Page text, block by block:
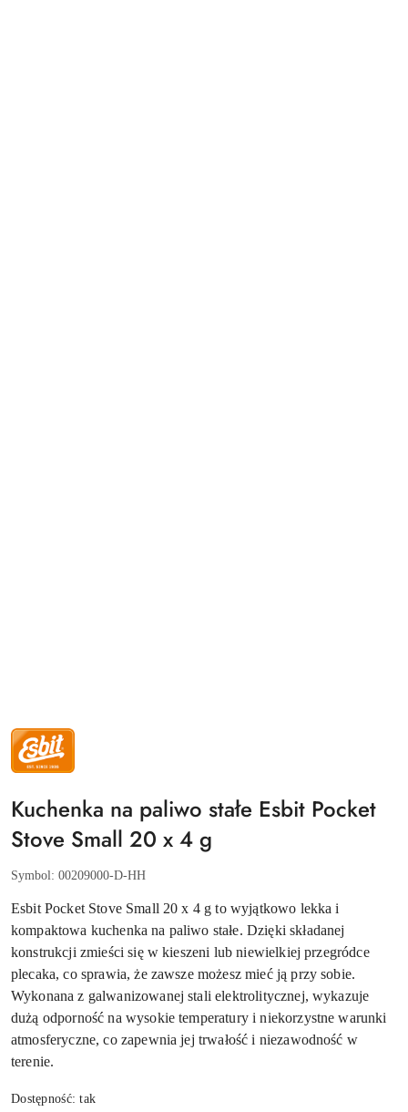
NAZWA
PRODUCENTA:
ESBIT
Kuchenka na paliwo stałe Esbit Pocket
Stove Small 20 x 4 g
Symbol: 00209000-D-HH
Esbit Pocket Stove Small 20 x 4 g to wyjątkowo lekka i
kompaktowa kuchenka na paliwo stałe. Dzięki składanej
konstrukcji zmieści się w kieszeni lub niewielkiej przegródce
plecaka, co sprawia, że zawsze możesz mieć ją przy sobie.
Wykonana z galwanizowanej stali elektrolitycznej, wykazuje
dużą odporność na wysokie temperatury i niekorzystne warunki
atmosferyczne, co zapewnia jej trwałość i niezawodność w
terenie.
Dostępność:tak